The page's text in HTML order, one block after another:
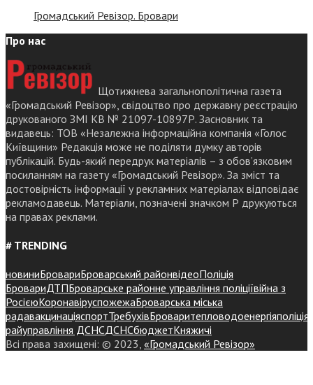
Громадський Ревізор. Бровари
Про нас
Щотижнева загальнополітична газета
«Громадський Ревізор», свідоцтво про державну реєстрацію
друкованого ЗМІ КВ № 21097-10897Р. Засновник та
видавець: ТОВ «Незалежна інформаційна компанія «Голос
Київщини» Редакція може не поділяти думку авторів
публікацій. Будь-який передрук матеріалів – з обов’язковим
посиланням на газету «Громадський Ревізор». За зміст та
достовірність інформації у рекламних матеріалах відповідає
рекламодавець. Матеріали, позначені значком Р друкуються
на правах реклами.
# TRENDING
новиниБровариБроварський районвідеоПоліція
БровариДТПБроварське районне управління поліціївійна з
РосієюКоронавіруспожежаБроварська міська
радавакцинаціяспортТребухівБроваритепловодоенергіяполіція
райуправління ДСНСДСНСбюджетКняжичі
Всі права захищені: © 2023, «Громадський Ревізор»